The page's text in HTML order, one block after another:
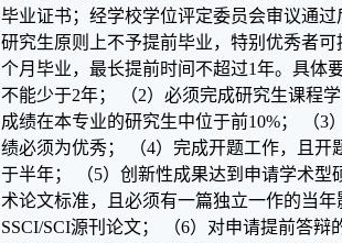
毕业证书；经学校学位评定委员会审议通
研究生原则上不予提前毕业，特别优秀者
个月毕业，最长提前时间不超过1年。具体
不能少于2年； （2）必须完成研究生课程
成绩在本专业的研究生中位于前10%； （3
绩必须为优秀； （4）完成开题工作，且开
于半年； （5）创新性成果达到申请学术型
术论文标准，且必须有一篇独立一作的当年
SSCI/SCI源刊论文； （6）对申请提前答辩